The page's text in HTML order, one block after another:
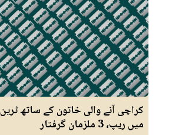
کراچی آنے والی خاتون کے ساتھ ٹرین
میں ریپ، 3 ملزمان گرفتار